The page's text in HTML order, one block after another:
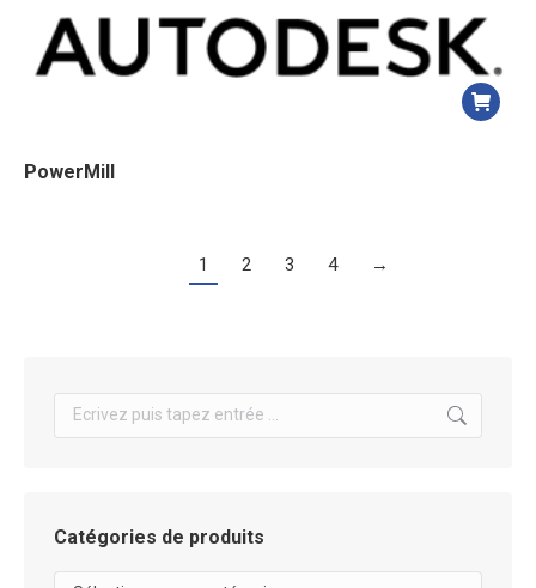
PowerMill
1 2 3 4 →
Search:
Catégories de produits